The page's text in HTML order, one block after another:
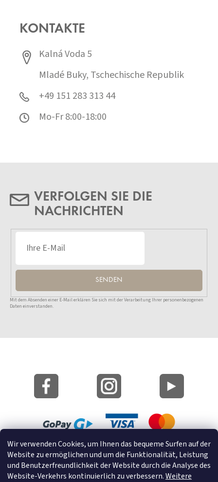
Wir verwenden Cookies, um Ihnen das bequeme Surfen auf der
Website zu ermöglichen und um die Funktionalität, Leistung
und Benutzerfreundlichkeit der Website durch die Analyse des
Website-Verkehrs kontinuierlich zu verbessern.Weitere
KONTAKTE
Kalná Voda 5
Mladé Buky, Tschechische Republik
+49 151 283 313 44
Mo-Fr 8:00-18:00
VERFOLGEN SIE DIE
NACHRICHTEN
SENDEN
Mit dem Absenden einer E-Mail erklären Sie sich mit der Verarbeitung Ihrer personenbezogenen
Daten einverstanden.
Lageplan
Cookies